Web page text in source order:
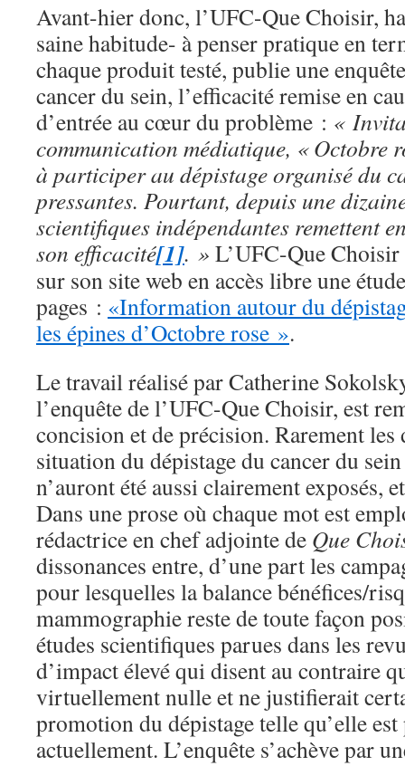
Avant-hier donc, l’UFC-Que Choisir,
saine habitude- à penser pratique en
chaque produit testé, publie une
cancer du sein, l’efficacité remise en
d’entrée au cœur du problème : «
communication médiatique, « Octobre
à participer au dépistage organisé du
pressantes. Pourtant, depuis une
scientifiques indépendantes remettent
son efficacité[1]. » L’UFC-Que
sur son site web en accès libre une
pages : «Information autour du
les épines d’Octobre rose ».
Le travail réalisé par Catherine
l’enquête de l’UFC-Que Choisir, est
concision et de précision. Rarement les
situation du dépistage du cancer du
n’auront été aussi clairement exposés,
Dans une prose où chaque mot est
rédactrice en chef adjointe de Que
dissonances entre, d’une part les
pour lesquelles la balance bénéfices/
mammographie reste de toute façon
études scientifiques parues dans les
d’impact élevé qui disent au contraire
virtuellement nulle et ne justifierait
promotion du dépistage telle qu’elle
actuellement. L’enquête s’achève par